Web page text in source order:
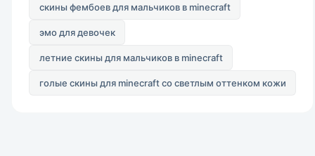
скины фембоев для мальчиков в minecraft
эмо для девочек
летние скины для мальчиков в minecraft
голые скины для minecraft со светлым оттенком кожи